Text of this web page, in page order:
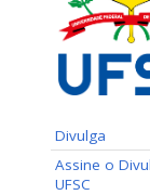
Divulga
Assine o
UFSC